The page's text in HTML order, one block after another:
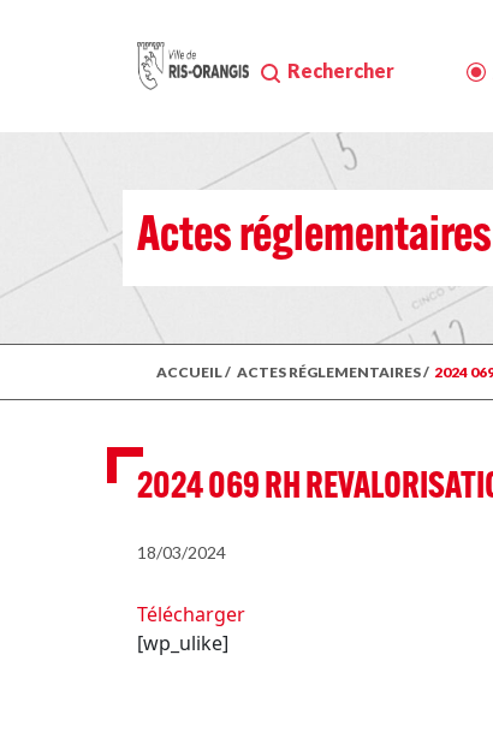
Rechercher
Actes réglementaires
ACCUEIL/ ACTES RÉGLEMENTAIRES/ 2024
2024 069 RH
18/03/2024
Télécharger
[wp_ulike]